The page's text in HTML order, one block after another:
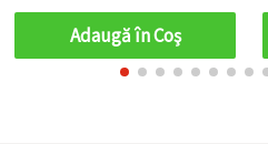
cu cristale, capete cu
mărgele argintii, mărime
unică, cadou de prietenie –
Adaugă în Coş